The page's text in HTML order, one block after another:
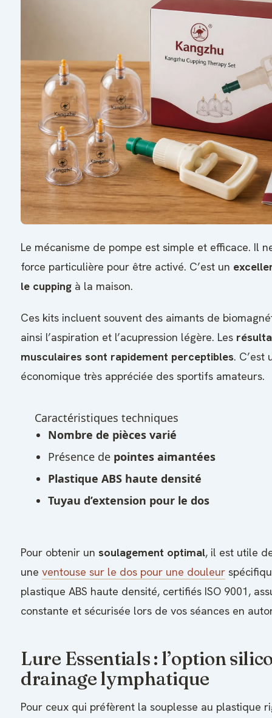
Le mécanisme de pompe est simple et efficace. Il
force particulière pour être activé. C’est un
le cupping à la maison.
Ces kits incluent souvent des aimants de
ainsi l’aspiration et l’acupression légère. Les
musculaires sont rapidement perceptibles. C’est
économique très appréciée des sportifs amateurs.
Caractéristiques techniques
Nombre de pièces varié
Présence de pointes aimantées
Plastique ABS haute densité
Tuyau d’extension pour le dos
Pour obtenir un soulagement optimal, il est utile
une ventouse sur le dos pour une douleur
plastique ABS haute densité, certifiés ISO 9001,
constante et sécurisée lors de vos séances en
Lure Essentials : l’option
drainage lymphatique
Pour ceux qui préfèrent la souplesse au plastique